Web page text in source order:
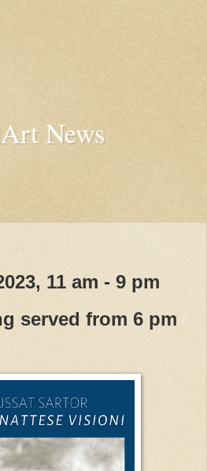
News
11 am - 9 pm
served from 6 pm